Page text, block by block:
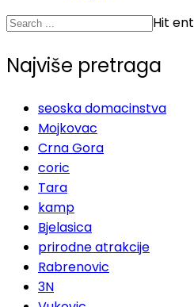
Hit
Najviše pretraga
seoska domacinstva
Mojkovac
Crna Gora
coric
Tara
kamp
Bjelasica
prirodne atrakcije
Rabrenovic
3N